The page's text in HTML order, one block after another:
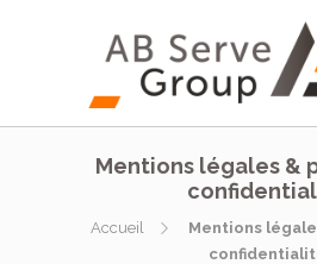
Mentions légales &
Accueil
Mentions